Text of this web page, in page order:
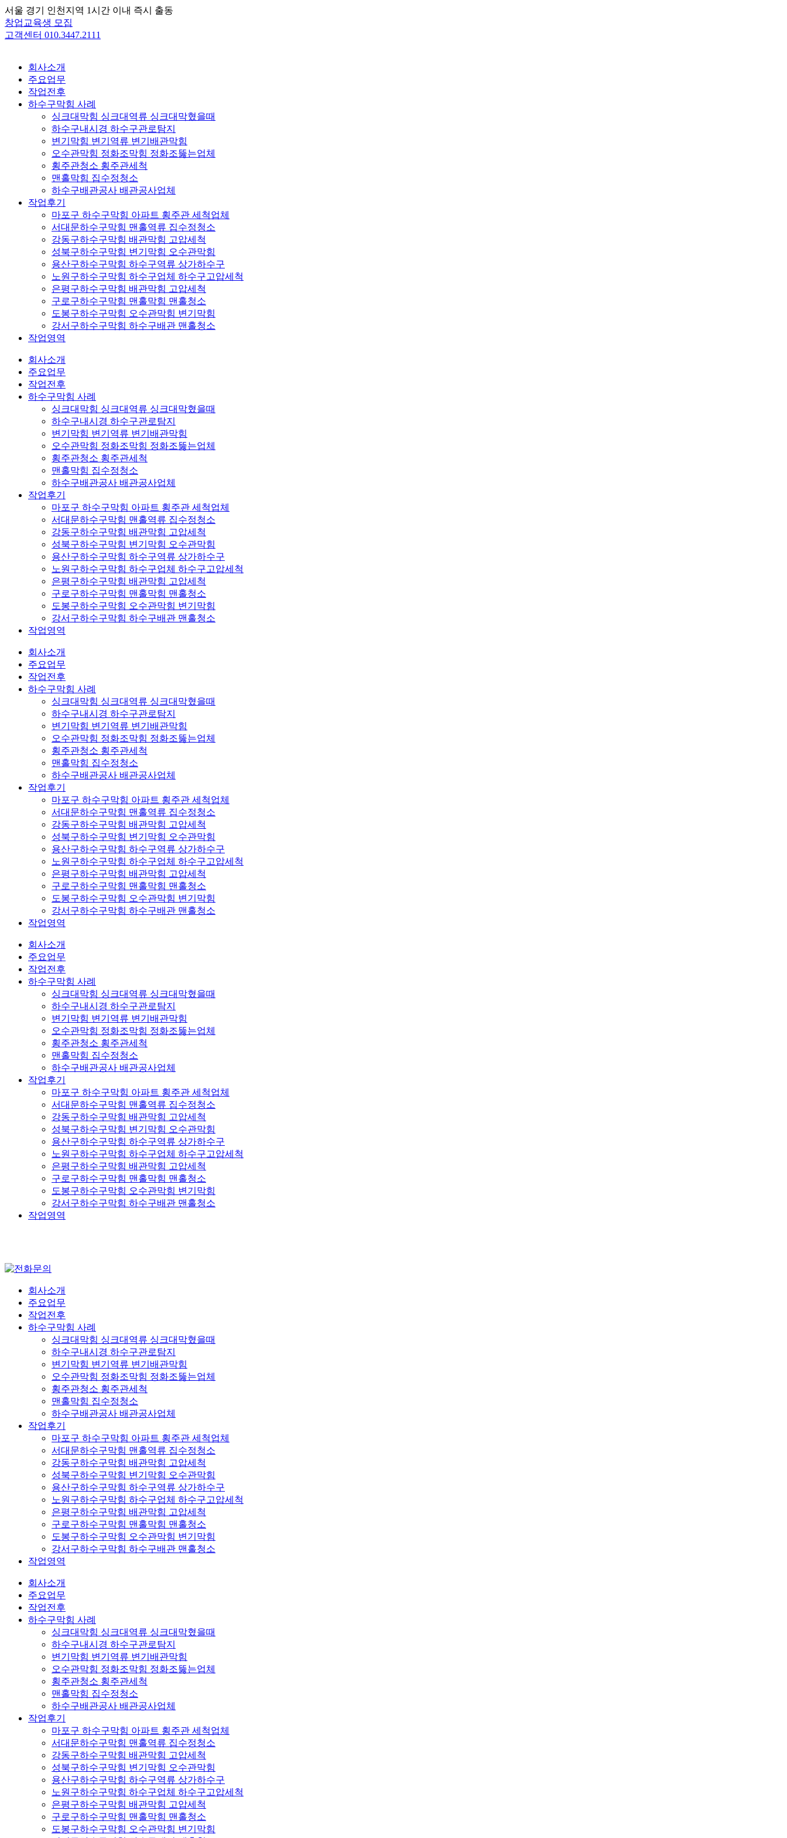
Skip
to
content
서울 경기 인천지역 1시간 이내 즉시 출동
창업교육생 모집
고객센터 010.3447.2111
회사소개
주요업무
작업전후
하수구막힘 사례
싱크대막힘 싱크대역류 싱크대막혔을때
하수구내시경 하수구관로탐지
변기막힘 변기역류 변기배관막힘
오수관막힘 정화조막힘 정화조뚫는업체
횡주관청소 횡주관세척
맨홀막힘 집수정청소
하수구배관공사 배관공사업체
작업후기
마포구 하수구막힘 아파트 횡주관 세척업체
서대문하수구막힘 맨홀역류 집수정청소
강동구하수구막힘 배관막힘 고압세척
성북구하수구막힘 변기막힘 오수관막힘
용산구하수구막힘 하수구역류 상가하수구
노원구하수구막힘 하수구업체 하수구고압세척
은평구하수구막힘 배관막힘 고압세척
구로구하수구막힘 맨홀막힘 맨홀청소
도봉구하수구막힘 오수관막힘 변기막힘
강서구하수구막힘 하수구배관 맨홀청소
작업영역
회사소개
주요업무
작업전후
하수구막힘 사례
싱크대막힘 싱크대역류 싱크대막혔을때
하수구내시경 하수구관로탐지
변기막힘 변기역류 변기배관막힘
오수관막힘 정화조막힘 정화조뚫는업체
횡주관청소 횡주관세척
맨홀막힘 집수정청소
하수구배관공사 배관공사업체
작업후기
마포구 하수구막힘 아파트 횡주관 세척업체
서대문하수구막힘 맨홀역류 집수정청소
강동구하수구막힘 배관막힘 고압세척
성북구하수구막힘 변기막힘 오수관막힘
용산구하수구막힘 하수구역류 상가하수구
노원구하수구막힘 하수구업체 하수구고압세척
은평구하수구막힘 배관막힘 고압세척
구로구하수구막힘 맨홀막힘 맨홀청소
도봉구하수구막힘 오수관막힘 변기막힘
강서구하수구막힘 하수구배관 맨홀청소
작업영역
회사소개
주요업무
작업전후
하수구막힘 사례
싱크대막힘 싱크대역류 싱크대막혔을때
하수구내시경 하수구관로탐지
변기막힘 변기역류 변기배관막힘
오수관막힘 정화조막힘 정화조뚫는업체
횡주관청소 횡주관세척
맨홀막힘 집수정청소
하수구배관공사 배관공사업체
작업후기
마포구 하수구막힘 아파트 횡주관 세척업체
서대문하수구막힘 맨홀역류 집수정청소
강동구하수구막힘 배관막힘 고압세척
성북구하수구막힘 변기막힘 오수관막힘
용산구하수구막힘 하수구역류 상가하수구
노원구하수구막힘 하수구업체 하수구고압세척
은평구하수구막힘 배관막힘 고압세척
구로구하수구막힘 맨홀막힘 맨홀청소
도봉구하수구막힘 오수관막힘 변기막힘
강서구하수구막힘 하수구배관 맨홀청소
작업영역
회사소개
주요업무
작업전후
하수구막힘 사례
싱크대막힘 싱크대역류 싱크대막혔을때
하수구내시경 하수구관로탐지
변기막힘 변기역류 변기배관막힘
오수관막힘 정화조막힘 정화조뚫는업체
횡주관청소 횡주관세척
맨홀막힘 집수정청소
하수구배관공사 배관공사업체
작업후기
마포구 하수구막힘 아파트 횡주관 세척업체
서대문하수구막힘 맨홀역류 집수정청소
강동구하수구막힘 배관막힘 고압세척
성북구하수구막힘 변기막힘 오수관막힘
용산구하수구막힘 하수구역류 상가하수구
노원구하수구막힘 하수구업체 하수구고압세척
은평구하수구막힘 배관막힘 고압세척
구로구하수구막힘 맨홀막힘 맨홀청소
도봉구하수구막힘 오수관막힘 변기막힘
강서구하수구막힘 하수구배관 맨홀청소
작업영역
회사소개
주요업무
작업전후
하수구막힘 사례
싱크대막힘 싱크대역류 싱크대막혔을때
하수구내시경 하수구관로탐지
변기막힘 변기역류 변기배관막힘
오수관막힘 정화조막힘 정화조뚫는업체
횡주관청소 횡주관세척
맨홀막힘 집수정청소
하수구배관공사 배관공사업체
작업후기
마포구 하수구막힘 아파트 횡주관 세척업체
서대문하수구막힘 맨홀역류 집수정청소
강동구하수구막힘 배관막힘 고압세척
성북구하수구막힘 변기막힘 오수관막힘
용산구하수구막힘 하수구역류 상가하수구
노원구하수구막힘 하수구업체 하수구고압세척
은평구하수구막힘 배관막힘 고압세척
구로구하수구막힘 맨홀막힘 맨홀청소
도봉구하수구막힘 오수관막힘 변기막힘
강서구하수구막힘 하수구배관 맨홀청소
작업영역
회사소개
주요업무
작업전후
하수구막힘 사례
싱크대막힘 싱크대역류 싱크대막혔을때
하수구내시경 하수구관로탐지
변기막힘 변기역류 변기배관막힘
오수관막힘 정화조막힘 정화조뚫는업체
횡주관청소 횡주관세척
맨홀막힘 집수정청소
하수구배관공사 배관공사업체
작업후기
마포구 하수구막힘 아파트 횡주관 세척업체
서대문하수구막힘 맨홀역류 집수정청소
강동구하수구막힘 배관막힘 고압세척
성북구하수구막힘 변기막힘 오수관막힘
용산구하수구막힘 하수구역류 상가하수구
노원구하수구막힘 하수구업체 하수구고압세척
은평구하수구막힘 배관막힘 고압세척
구로구하수구막힘 맨홀막힘 맨홀청소
도봉구하수구막힘 오수관막힘 변기막힘